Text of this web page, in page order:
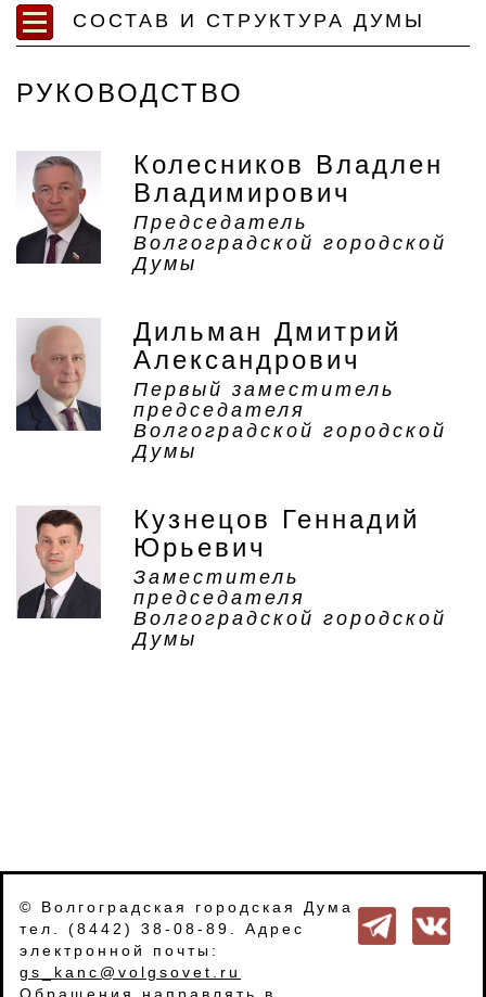
СОСТАВ И СТРУКТУРА ДУМЫ
РУКОВОДСТВО
Колесников Владлен
Владимирович
Председатель
Волгоградской городской
Думы
Дильман Дмитрий
Александрович
Первый заместитель
председателя
Волгоградской городской
Думы
Кузнецов Геннадий
Юрьевич
Заместитель
председателя
Волгоградской городской
Думы
© Волгоградская городская Дума
тел. (8442) 38-08-89. Адрес
электронной почты:
gs_kanc@volgsovet.ru
Обращения направлять в